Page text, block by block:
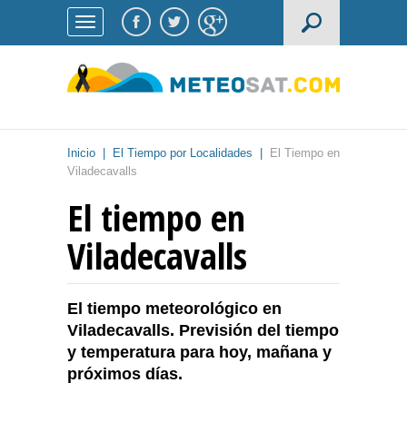
Inicio El Tiempo por Localidades
El Tiempo en
Viladecavalls
El tiempo en
Viladecavalls
El tiempo meteorológico en
Viladecavalls. Previsión del tiempo
y temperatura para hoy, mañana y
próximos días.